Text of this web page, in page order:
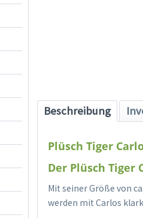
Beschreibung
Plüsch Tiger
Der Plüsch Tiger
Mit seiner Größe von
werden mit Carlos